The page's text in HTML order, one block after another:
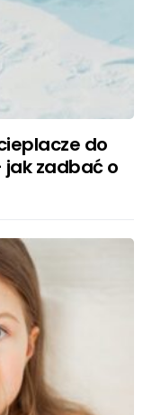
do
zadbać o